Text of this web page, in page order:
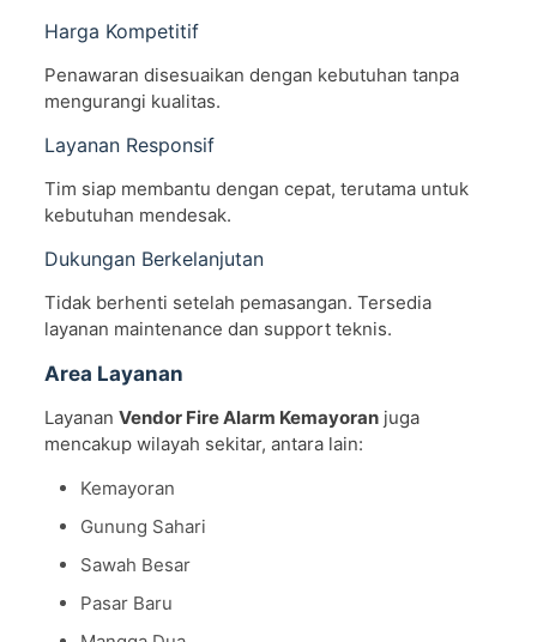
Harga Kompetitif
Penawaran disesuaikan dengan kebutuhan tanpa
mengurangi kualitas.
Layanan Responsif
Tim siap membantu dengan cepat, terutama untuk
kebutuhan mendesak.
Dukungan Berkelanjutan
Tidak berhenti setelah pemasangan. Tersedia
layanan maintenance dan support teknis.
Area Layanan
Layanan Vendor Fire Alarm Kemayoranjuga
mencakup wilayah sekitar, antara lain:
Kemayoran
Gunung Sahari
Sawah Besar
Pasar Baru